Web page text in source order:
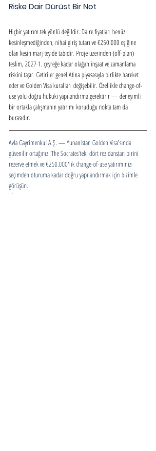
Riske Dair Dürüst Bir Not
Hiçbir yatırım tek yönlü değildir. Daire fiyatları henüz
kesinleşmediğinden, nihai giriş tutarı ve €250.000 eşiğine
olan kesin marj teyide tabidir. Proje üzerinden (off-plan)
teslim, 2027 1. çeyreğe kadar olağan inşaat ve zamanlama
riskini taşır. Getiriler genel Atina piyasasıyla birlikte hareket
eder ve Golden Visa kuralları değişebilir. Özellikle change-of-
use yolu doğru hukuki yapılandırma gerektirir — deneyimli
bir ortakla çalışmanın yatırımı koruduğu nokta tam da
burasıdır.
Avla Gayrimenkul A.Ş. — Yunanistan Golden Visa'sında
güvenilir ortağınız. The Socrates'teki dört rezidanstan birini
rezerve etmek ve €250.000'lik change-of-use yatırımınızı
seçimden oturuma kadar doğru yapılandırmak için bizimle
görüşün.
Fizibilite Raporları